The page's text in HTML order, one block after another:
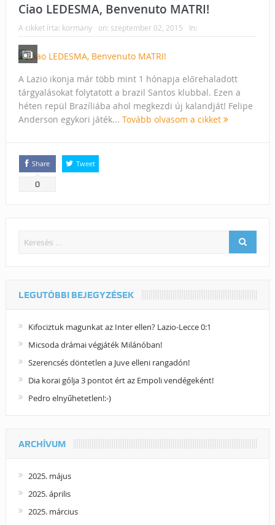
Ciao LEDESMA, Benvenuto MATRI!
A cikket írta: kormany on: szeptember 02, 2015 In:
A Lazio ikonja már több mint 1 hónapja előrehaladott
tárgyalásokat folytatott a brazil Santos klubbal. Ezen a
héten repül Brazíliába ahol megkezdi új kalandját! Felipe
Anderson egykori játék... Tovább olvasom a cikket
Share
0
Tweet
LEGUTÓBBI BEJEGYZÉSEK
Kifociztuk magunkat az Inter ellen? Lazio-Lecce 0:1
Micsoda drámai végjáték Milánóban!
Szerencsés döntetlen a Juve elleni rangadón!
Dia korai gólja 3 pontot ért az Empoli vendégeként!
Pedro elnyűhetetlen!:-)
ARCHÍVUM
2025. május
2025. április
2025. március